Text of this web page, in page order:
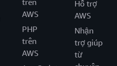
trên
AWS
PHP
trên
AWS
Hỗ trợ
AWS
Nhận
trợ giúp
từ